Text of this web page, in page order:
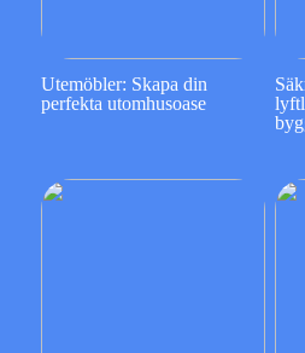
Utemöbler: Skapa din
perfekta utomhusoase